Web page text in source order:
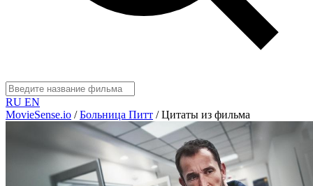
RU EN
MovieSense.io / Больница Питт / Цитаты из фильма